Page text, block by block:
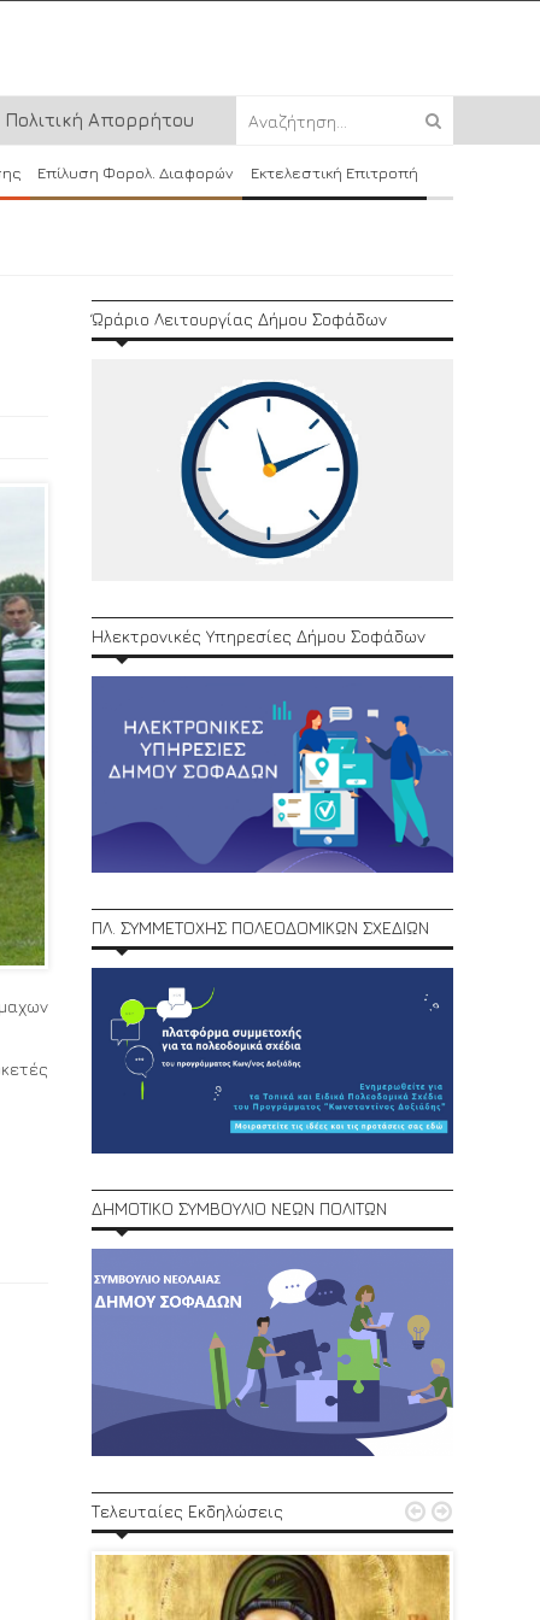
Πολιτική Απορρήτου
Επίλυση Φορολ. Διαφορών Εκτελεστική Επιτροπή
Ώράριο Λειτουργίας Δήμου Σοφάδων
Ηλεκτρονικές Υπηρεσίες Δήμου Σοφάδων
ΠΛ. ΣΥΜΜΕΤΟΧΗΣ ΠΟΛΕΟΔΟΜΙΚΩΝ ΣΧΕΔΙΩΝ
ΔΗΜΟΤΙΚΟ ΣΥΜΒΟΥΛΙΟ ΝΕΩΝ ΠΟΛΙΤΩΝ
Τελευταίες Εκδηλώσεις  